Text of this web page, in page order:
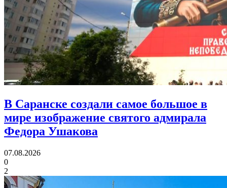
В Саранске создали самое большое в
мире изображение святого адмирала
Федора Ушакова
07.08.2026
0
2